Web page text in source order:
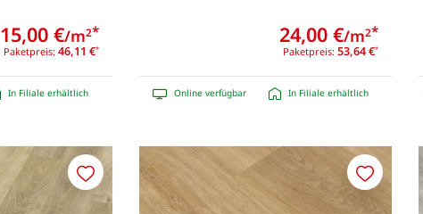
Paketpreis: 46,11 €*
15,00 €/m2*
In Filiale erhältlich
Paketpreis: 53,64 €*
24,00 €/m2*
Online verfügbar In Filiale erhältlich
Merken Merken